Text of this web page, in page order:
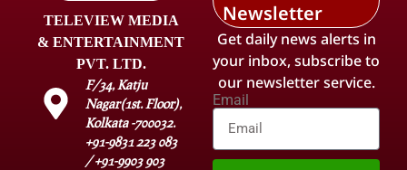
TELEVIEW MEDIA
& ENTERTAINMENT
PVT. LTD.
F/34, Katju
Nagar(1st. Floor),
Kolkata -700032.
+91-9831 223 083
/ +91-9903 903
Newsletter
Get daily news alerts in
your inbox, subscribe to
our newsletter service.
Email